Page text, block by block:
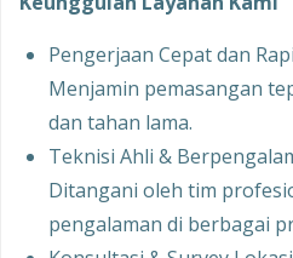
Pengerjaan Cepat dan Rapi
Menjamin pemasangan
dan tahan lama.
Teknisi Ahli &
Ditangani oleh tim
pengalaman di berbagai